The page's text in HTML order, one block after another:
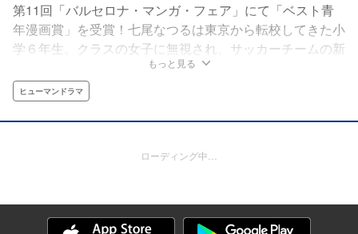
第11回「バルセロナ・マンガ・フェア」にて「ベスト青
年漫画賞」を受賞！七尾なつるは東京から転校してきた小
学６年生。クラスの女子に無視され、サッカーチームの新
任コーチともソリが合わない。そんな時、大人びたクラス
メイト・鈴村理生の、誰にも言えない秘密を知ること
に…。夕立、お祭り、「とうふ」という名の白い猫。小学
校最後の夏。少年と少女の、幼い恋と冒険の物語。
もっと見る
ヒューマンドラマ
ローディング中…